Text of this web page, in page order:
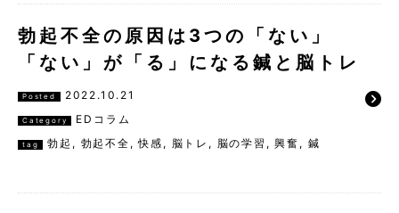
勃起不全の原因は3つの「ない」
「ない」が「る」になる鍼と脳トレ
Posted 2022.10.21
Category EDコラム
tag 勃起 , 勃起不全 ,快感 , 脳トレ , 脳の学習 ,興奮 , 鍼